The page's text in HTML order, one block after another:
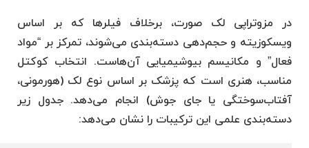
در مزوتراپی لک صورت، برخلاف فیلرها که بر اساس
ویسکوزیته و حجم‌دهی دسته‌بندی می‌شوند، تمرکز بر “مواد
فعال” و مکانیسم بیوشیمیایی آن‌هاست. انتخاب کوکتل
مناسب، هنری است که پزشک بر اساس نوع لک (هورمونی،
آفتاب‌سوختگی یا جای جوش) انجام می‌دهد. جدول زیر
دسته‌بندی علمی این ترکیبات را نشان می‌دهد: